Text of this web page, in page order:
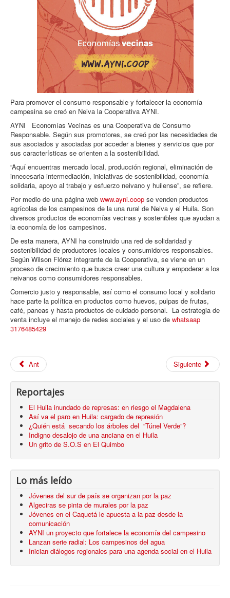
Para promover el consumo responsable y fortalecer la economía
campesina se creó en Neiva la Cooperativa AYNI.
AYNI Economías Vecinas es una Cooperativa de Consumo
Responsable. Según sus promotores, se creó por las necesidades de
sus asociados y asociadas por acceder a bienes y servicios que por
sus características se orienten a la sostenibilidad.
“Aquí encuentras mercado local, producción regional, eliminación de
innecesaria intermediación, iniciativas de sostenibilidad, economía
solidaria, apoyo al trabajo y esfuerzo neivano y huilense”, se refiere.
Por medio de una página web www.ayni.coop se venden productos
agrícolas de los campesinos de la una rural de Neiva y el Huila. Son
diversos productos de economías vecinas y sostenibles que ayudan a
la economía de los campesinos.
De esta manera, AYNI ha construido una red de solidaridad y
sostenibilidad de productores locales y consumidores responsables.
Según Wilson Flórez integrante de la Cooperativa, se viene en un
proceso de crecimiento que busca crear una cultura y empoderar a los
neivanos como consumidores responsables.
Comercio justo y responsable, así como el consumo local y solidario
hace parte la política en productos como huevos, pulpas de frutas,
café, paneas y hasta productos de cuidado personal. La estrategia de
venta incluye el manejo de redes sociales y el uso de whatsaap
3176485429
Ant Siguiente
Reportajes
El Huila inundado de represas: en riesgo el Magdalena
Así va el paro en Huila: cargado de represión
¿Quién está secando los árboles del “Túnel Verde”?
Indigno desalojo de una anciana en el Huila
Un grito de S.O.S en El Quimbo
Lo más leído
Jóvenes del sur de país se organizan por la paz
Algeciras se pinta de murales por la paz
Jóvenes en el Caquetá le apuesta a la paz desde la
comunicación
AYNI un proyecto que fortalece la economía del campesino
Lanzan serie radial: Los campesinos del agua
Inician diálogos regionales para una agenda social en el Huila